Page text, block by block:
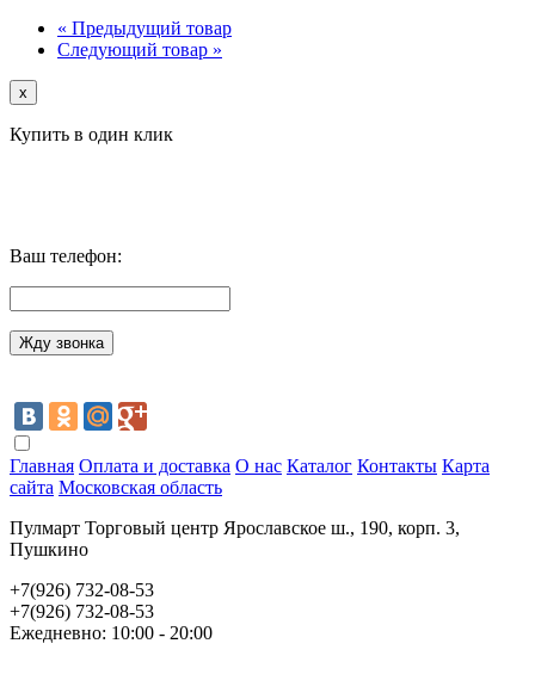
« Предыдущий товар
Следующий товар »
x
Купить в один клик
Ваш телефон:
Главная Оплата и доставка О нас Каталог Контакты Карта
сайта Московская область
Пулмарт Торговый центр Ярославское ш., 190, корп. 3,
Пушкино
+7(926) 732-08-53
+7(926) 732-08-53
Ежедневно: 10:00 - 20:00